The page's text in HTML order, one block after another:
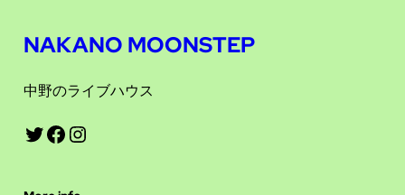
NAKANO MOONSTEP
中野のライブハウス
Twitter Facebook Instagram